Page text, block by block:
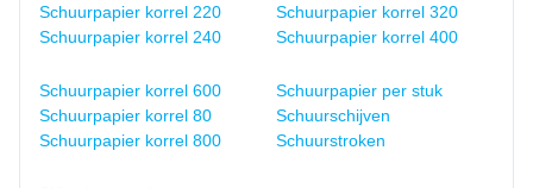
Schuurpapier korrel 220
Schuurpapier korrel 240
Schuurpapier korrel 320
Schuurpapier korrel 400
Schuurpapier korrel 600
Schuurpapier korrel 80
Schuurpapier korrel 800
Schuurpapier per stuk
Schuurschijven
Schuurstroken